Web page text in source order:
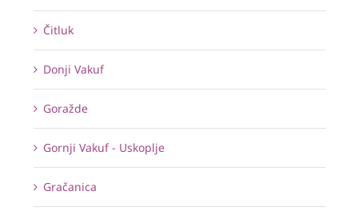
Čitluk
Donji Vakuf
Goražde
Gornji Vakuf - Uskoplje
Gračanica